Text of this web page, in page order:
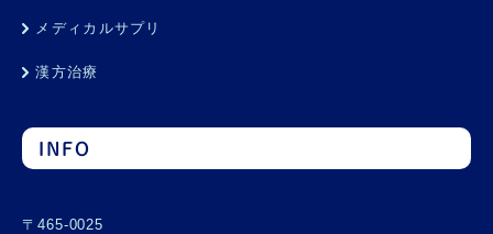
メディカルサプリ
漢方治療
INFO
〒465-0025